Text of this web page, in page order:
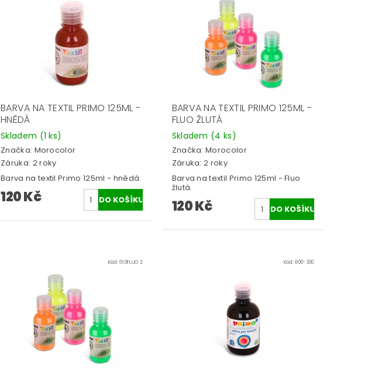
BARVA NA TEXTIL PRIMO 125ML -
HNĚDÁ
Skladem (1 ks)
Značka: Morocolor
Záruka: 2 roky
Barva na textil Primo 125ml - hnědá.
120 Kč
BARVA NA TEXTIL PRIMO 125ML -
FLUO ŽLUTÁ
Skladem (4 ks)
Značka:Morocolor
Záruka: 2 roky
Barva na textil Primo 125ml - Fluo
žlutá.
120 Kč
Kód:610FLUO Z Kód:800-300